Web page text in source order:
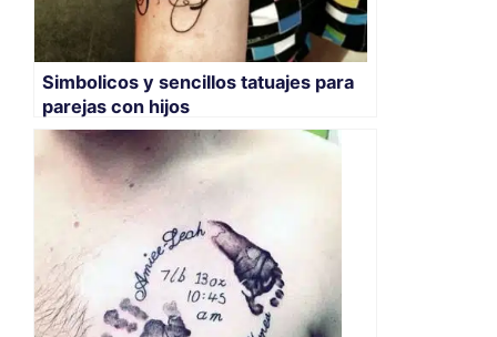
Simbolicos y sencillos tatuajes para
parejas con hijos